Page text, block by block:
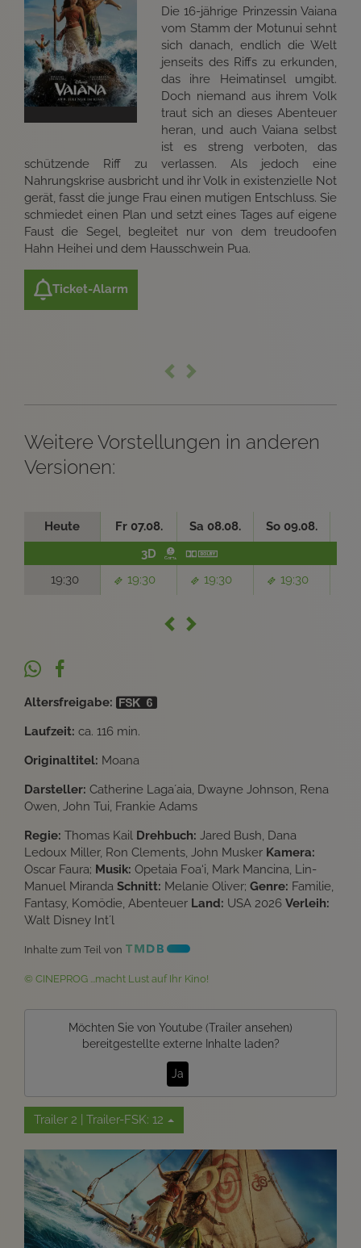
Die 16-jährige Prinzessin Vaiana
vom Stamm der Motunui sehnt
sich danach, endlich die Welt
jenseits des Riffs zu erkunden,
das ihre Heimatinsel umgibt.
Doch niemand aus ihrem Volk
traut sich an dieses Abenteuer
heran, und auch Vaiana selbst
ist es streng verboten, das
schützende Riff zu verlassen. Als jedoch eine
Nahrungskrise ausbricht und ihr Volk in existenzielle Not
gerät, fasst die junge Frau einen mutigen Entschluss. Sie
schmiedet einen Plan und setzt eines Tages auf eigene
Faust die Segel, begleitet nur von dem treudoofen
Hahn Heihei und dem Hausschwein Pua.
Ticket-Alarm
Weitere Vorstellungen in anderen
Versionen:
Heute Fr 07.08. Sa 08.08. So 09.08.
19:30 19:30 19:30 19:30
3D
Altersfreigabe:
Laufzeit: ca. 116 min.
Originaltitel: Moana
Darsteller: Catherine Laga´aia, Dwayne Johnson, Rena
Owen, John Tui, Frankie Adams
Regie: Thomas Kail Drehbuch: Jared Bush, Dana
Ledoux Miller, Ron Clements, John Musker Kamera:
Oscar Faura; Musik: Opetaia Foa‘i, Mark Mancina, Lin-
Manuel Miranda Schnitt: Melanie Oliver; Genre: Familie,
Fantasy, Komödie, Abenteuer Land: USA 2026 Verleih:
Walt Disney Int´l
Inhalte zum Teil von
© CINEPROG ...macht Lust auf Ihr Kino!
Möchten Sie von Youtube (Trailer ansehen)
bereitgestellte externe Inhalte laden?
Ja
Trailer 2 | Trailer-FSK: 12